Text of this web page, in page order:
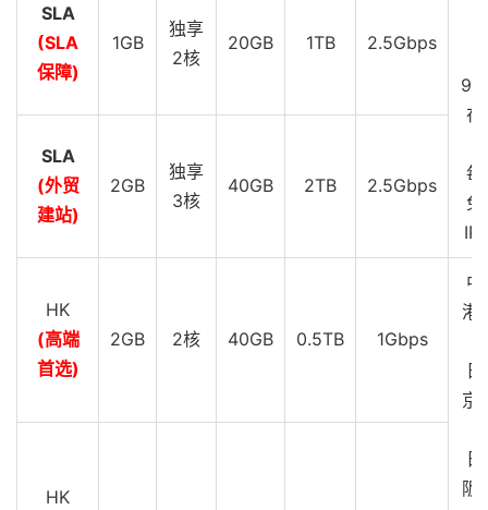
SLA
(SLA
保障)
1GB
独享
2核
20GB 1TB 2.5Gbps
在
每
免
IP
SLA
(外贸
建站)
2GB
独享
3核
40GB 2TB 2.5Gbps
HK
(高端
首选)
2GB 2核 40GB 0.5TB 1Gbps
中
港
京
阪
HK